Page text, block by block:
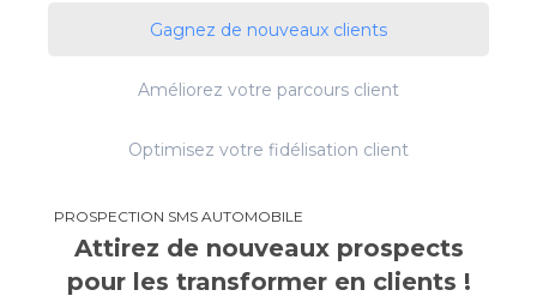
Gagnez de nouveaux clients
Améliorez votre parcours client
Optimisez votre fidélisation client
PROSPECTION SMS AUTOMOBILE
Attirez de nouveaux prospects
pour les transformer en clients !